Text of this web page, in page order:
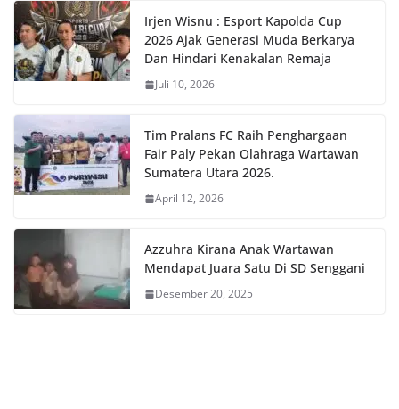
Irjen Wisnu : Esport Kapolda Cup
2026 Ajak Generasi Muda Berkarya
Dan Hindari Kenakalan Remaja
Juli 10, 2026
Tim Pralans FC Raih Penghargaan
Fair Paly Pekan Olahraga Wartawan
Sumatera Utara 2026.
April 12, 2026
Azzuhra Kirana Anak Wartawan
Mendapat Juara Satu Di SD Senggani
Desember 20, 2025